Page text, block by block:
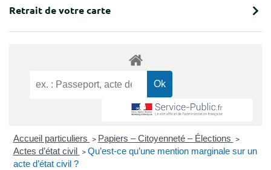
Retrait de votre carte
Accueil particuliers > Papiers – Citoyenneté – Élections >
Actes d’état civil > Qu’est-ce qu’une mention marginale sur un
acte d’état civil ?